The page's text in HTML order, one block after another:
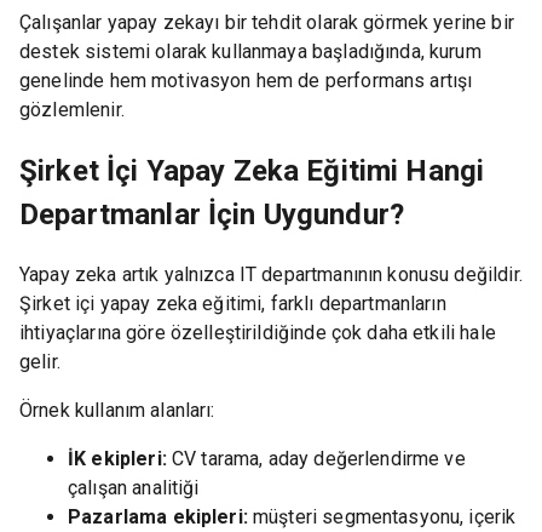
Çalışanlar yapay zekayı bir tehdit olarak görmek yerine bir
destek sistemi olarak kullanmaya başladığında, kurum
genelinde hem motivasyon hem de performans artışı
gözlemlenir.
Şirket İçi Yapay Zeka Eğitimi Hangi
Departmanlar İçin Uygundur?
Yapay zeka artık yalnızca IT departmanının konusu değildir.
Şirket içi yapay zeka eğitimi, farklı departmanların
ihtiyaçlarına göre özelleştirildiğinde çok daha etkili hale
gelir.
Örnek kullanım alanları:
İK ekipleri: CV tarama, aday değerlendirme ve
çalışan analitiği
Pazarlama ekipleri:müşteri segmentasyonu, içerik